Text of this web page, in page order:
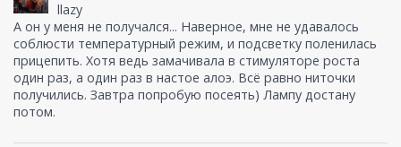
llazy
А он у меня не получался... Наверное, мне не удавалось
соблюсти температурный режим, и подсветку поленилась
прицепить. Хотя ведь замачивала в стимуляторе роста
один раз, а один раз в настое алоэ. Всё равно ниточки
получились. Завтра попробую посеять) Лампу достану
потом.